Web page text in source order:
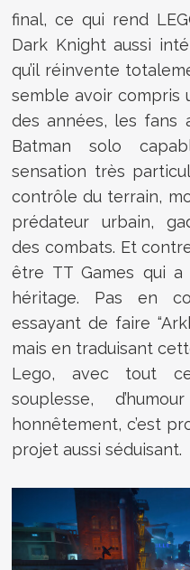
final, ce qui rend
Dark Knight aussi
qu’il réinvente
semble avoir compris
des années, les fans
Batman solo
sensation très
contrôle du terrain,
prédateur urbain,
des combats. Et
être TT Games qui
héritage. Pas en
essayant de faire
mais en traduisant
Lego, avec tout
souplesse,
honnêtement, c’est
projet aussi séduisant.